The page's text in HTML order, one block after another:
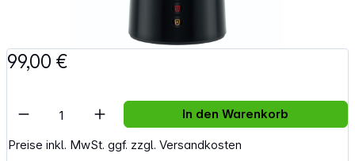
99,00 €
Preise inkl. MwSt. ggf. zzgl. Versandkosten
Artikel Anzahl: Gib den gewünschten
In den Warenkorb